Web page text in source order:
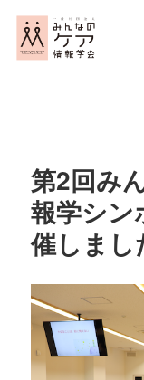
第2回み
報学シン
催しまし